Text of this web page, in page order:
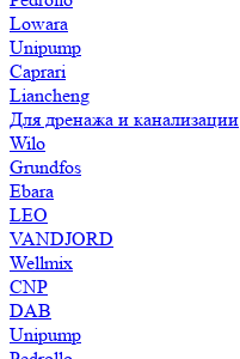
Lowara
Unipump
Caprari
Liancheng
Для дренажа и канализации
Wilo
Grundfos
Ebara
LEO
VANDJORD
Wellmix
CNP
DAB
Unipump